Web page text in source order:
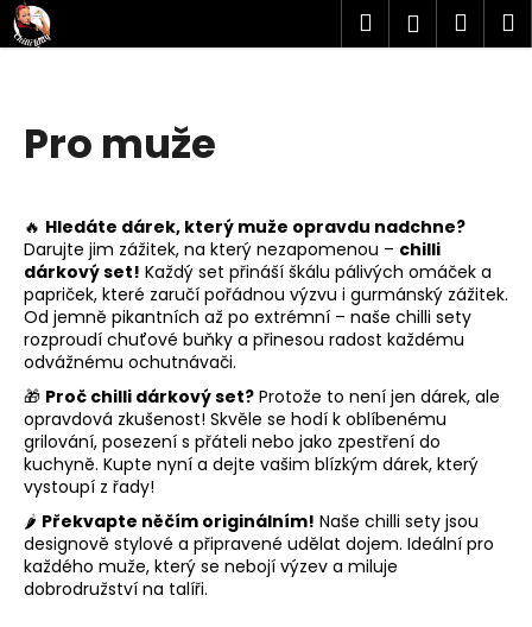
Přejít
na
obsah
Hledat
Pro muže
🔥 Hledáte dárek, který muže opravdu nadchne?
Darujte jim zážitek, na který nezapomenou – chilli
dárkový set! Každý set přináší škálu pálivých omáček a
papriček, které zaručí pořádnou výzvu i gurmánský zážitek.
Od jemně pikantních až po extrémní – naše chilli sety
rozproudí chuťové buňky a přinesou radost každému
odvážnému ochutnávači.
🎁 Proč chilli dárkový set? Protože to není jen dárek, ale
opravdová zkušenost! Skvěle se hodí k oblíbenému
grilování, posezení s přáteli nebo jako zpestření do
kuchyně. Kupte nyní a dejte vašim blízkým dárek, který
vystoupí z řady!
🌶️ Překvapte něčím originálním! Naše chilli sety jsou
designově stylové a připravené udělat dojem. Ideální pro
každého muže, který se nebojí výzev a miluje
dobrodružství na talíři.
K
o
C
o
o
t
ř
e
b
u
j
e
t
e
n
a
j